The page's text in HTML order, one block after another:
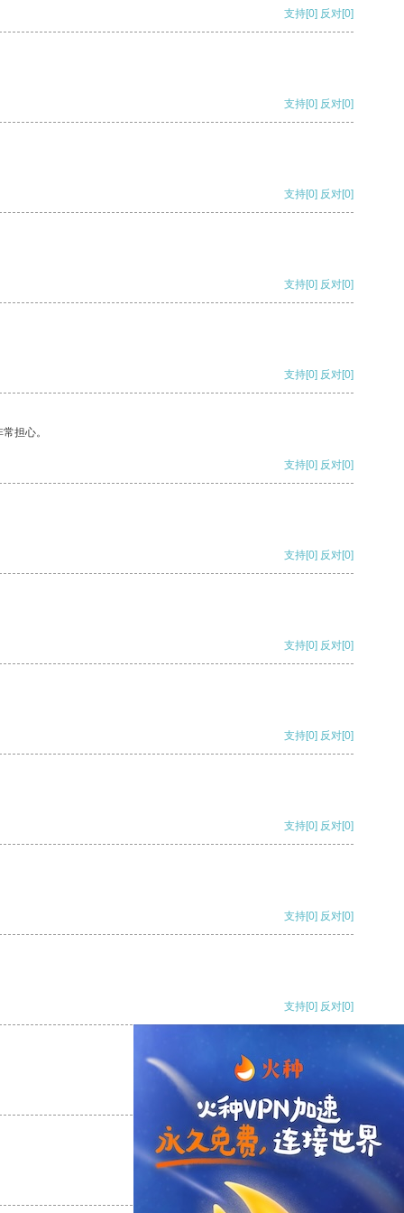
支持[0] 反对[0]
支持[0] 反对[0]
支持[0] 反对[0]
支持[0] 反对[0]
支持[0] 反对[0]
担心。
支持[0] 反对[0]
支持[0] 反对[0]
支持[0] 反对[0]
支持[0] 反对[0]
支持[0] 反对[0]
支持[0] 反对[0]
支持[0] 反对[0]
支持 反对
[0]